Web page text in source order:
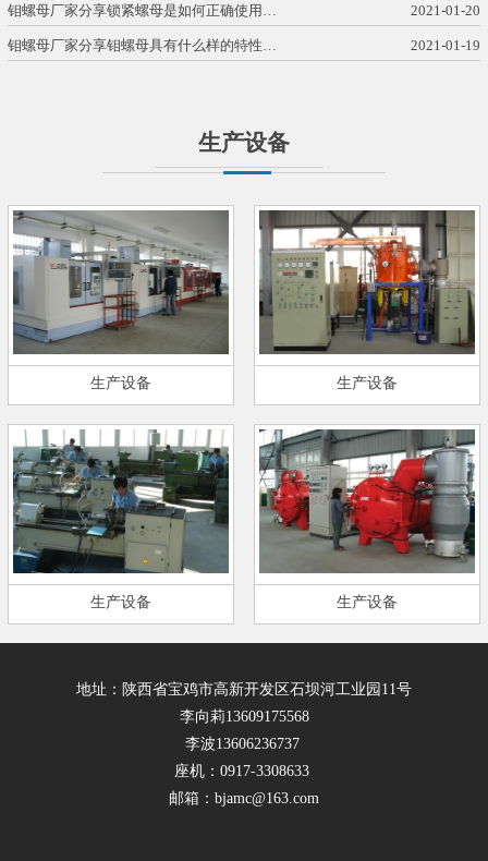
钼螺母厂家分享锁紧螺母是如何正确使用… 2021-01-20
钼螺母厂家分享钼螺母具有什么样的特性… 2021-01-19
生产设备
生产设备 生产设备
生产设备 生产设备
地址：陕西省宝鸡市高新开发区石坝河工业园11号
李向莉13609175568
李波13606236737
座机：0917-3308633
邮箱：bjamc@163.com